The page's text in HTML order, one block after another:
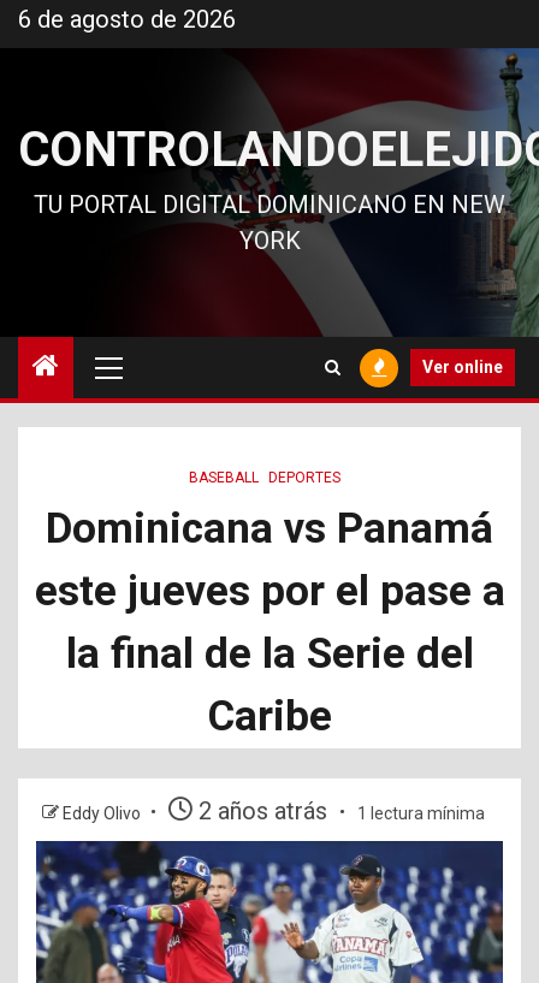
al
6 de agosto de 2026
TU PORTAL DIGITAL DOMINICANO EN NEW
YORK
principal
Ver online
BASEBALL DEPORTES
Dominicana vs Panamá
este jueves por el pase a
la final de la Serie del
Caribe
Eddy Olivo 2 años atrás 1 lectura mínima